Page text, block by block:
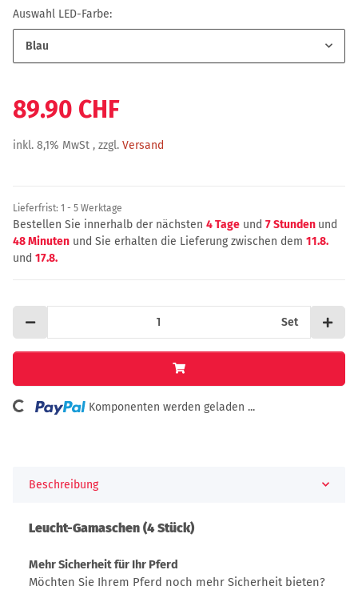
Auswahl LED-Farbe:
Blau
89.90 CHF
inkl. 8,1% MwSt , zzgl. Versand
Lieferfrist: 1 - 5 Werktage
Bestellen Sie innerhalb der nächsten 4 Tage und 7 Stunden und
48 Minuten und Sie erhalten die Lieferung zwischen dem 11.8.
und 17.8.
Set
Loading... Komponenten werden geladen ...
Beschreibung
Leucht-Gamaschen (4 Stück)
Mehr Sicherheit für Ihr Pferd
Möchten Sie Ihrem Pferd noch mehr Sicherheit bieten?